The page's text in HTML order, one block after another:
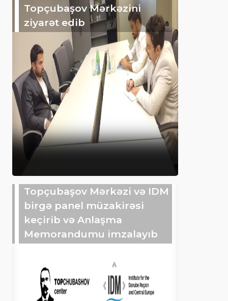
Topçubaşov Mərkəzini
ziyarət edib
Topçubaşov Mərkəzi və IDM
birgə panel müzakirəsi
keçirib və Anlaşma
Memorandumu imzalayıb